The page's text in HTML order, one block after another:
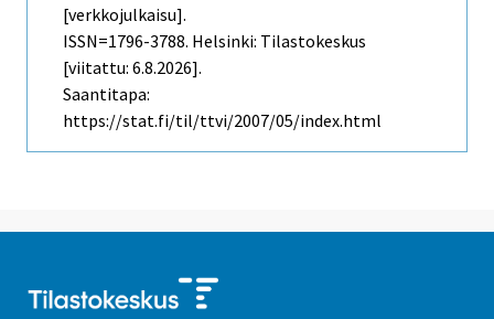
[verkkojulkaisu].
ISSN=1796-3788. Helsinki: Tilastokeskus
[viitattu: 6.8.2026].
Saantitapa:
https://stat.fi/til/ttvi/2007/05/index.html